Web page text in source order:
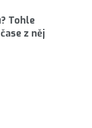
Tohle
z něj